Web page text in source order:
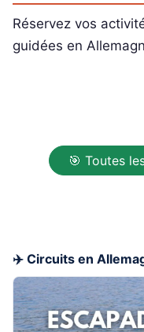
Réservez vos
guidées en
🎯 Toutes
✈️ Circuits en